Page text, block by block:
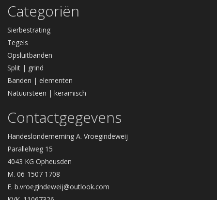
Categoriën
Sierbestrating
Tegels
Opsluitbanden
Split | grind
Banden | elementen
Natuursteen | keramisch
Contactgegevens
Handeslonderneming A. Vroegindeweij
Parallelweg 15
4043 KG Opheusden
M. 06-1507 1708
E. b.vroegindeweij@outlook.com